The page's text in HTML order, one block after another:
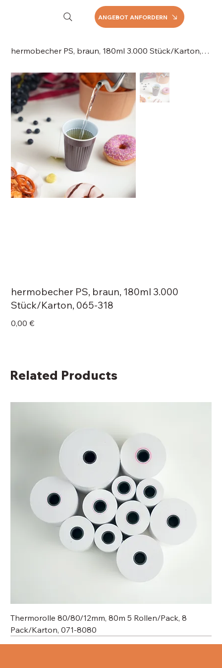
ANGEBOT ANFORDERN
hermobecher PS, braun, 180ml 3.000 Stück/Karton, 065-318
hermobecher PS, braun, 180ml 3.000
Stück/Karton, 065-318
Price
0,00 €
Related Products
Thermorolle 80/80/12mm, 80m 5 Rollen/Pack, 8
Pack/Karton, 071-8080